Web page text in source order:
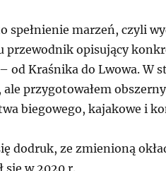
spełnienie marzeń, czyli
przewodnik opisujący
od Kraśnika do Lwowa. W
ale przygotowałem
biegowego, kajakowe i
dodruk, ze zmienioną